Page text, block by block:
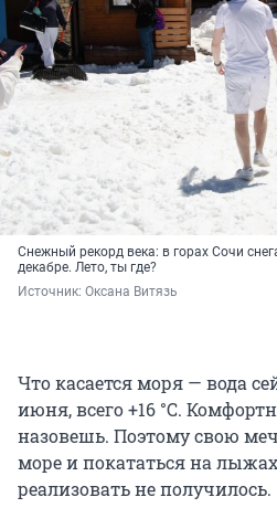
Снежный рекорд века: в горах Сочи
декабре. Лето, ты где?
Источник: Оксана Витязь
Что касается моря — вода
июня, всего +16 °C.
назовешь. Поэтому свою
море и покататься на
реализовать не получилось.